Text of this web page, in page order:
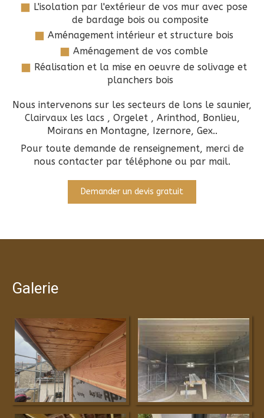
L'isolation par l'extérieur de vos mur avec pose
de bardage bois ou composite
Aménagement intérieur et structure bois
Aménagement de vos comble
Réalisation et la mise en oeuvre de solivage et
planchers bois
Nous intervenons sur les secteurs de lons le saunier,
Clairvaux les lacs , Orgelet , Arinthod, Bonlieu,
Moirans en Montagne, Izernore, Gex..
Pour toute demande de renseignement, merci de
nous contacter par téléphone ou par mail.
Demander un devis gratuit
Galerie